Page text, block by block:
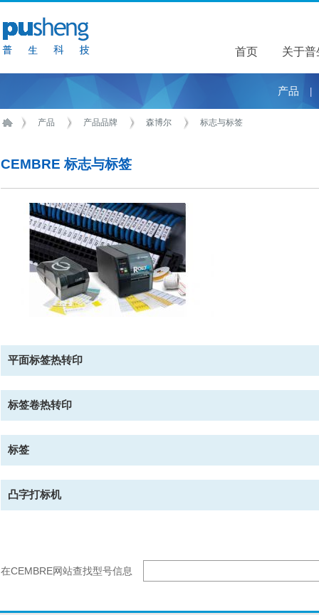
首页 关于普
关于普
产品
产品 产品品牌 森博尔 标志与标签
CEMBRE 标志与标签
平面标签热转印
标签卷热转印
标签
凸字打标机
在CEMBRE网站查找型号信息